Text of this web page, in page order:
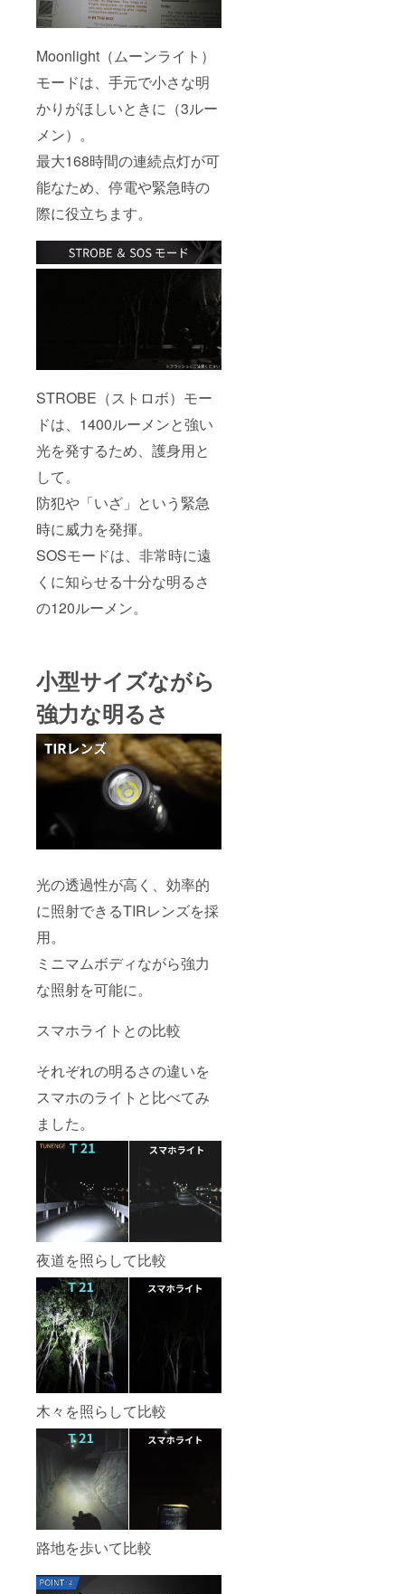
Moonlight（ムーンライト）
モードは、手元で小さな明
かりがほしいときに（3ルー
メン）。
最大168時間の連続点灯が可
能なため、停電や緊急時の
際に役立ちます。
STROBE（ストロボ）モー
ドは、1400ルーメンと強い
光を発するため、護身用と
して。
防犯や「いざ」という緊急
時に威力を発揮。
SOSモードは、非常時に遠
くに知らせる十分な明るさ
の120ルーメン。
小型サイズながら
強力な明るさ
光の透過性が高く、効率的
に照射できるTIRレンズを採
用。
ミニマムボディながら強力
な照射を可能に。
スマホライトとの比較
それぞれの明るさの違いを
スマホのライトと比べてみ
ました。
夜道を照らして比較
木々を照らして比較
路地を歩いて比較